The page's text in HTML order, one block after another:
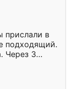
прислали в
подходящий.
Через 3
Остались